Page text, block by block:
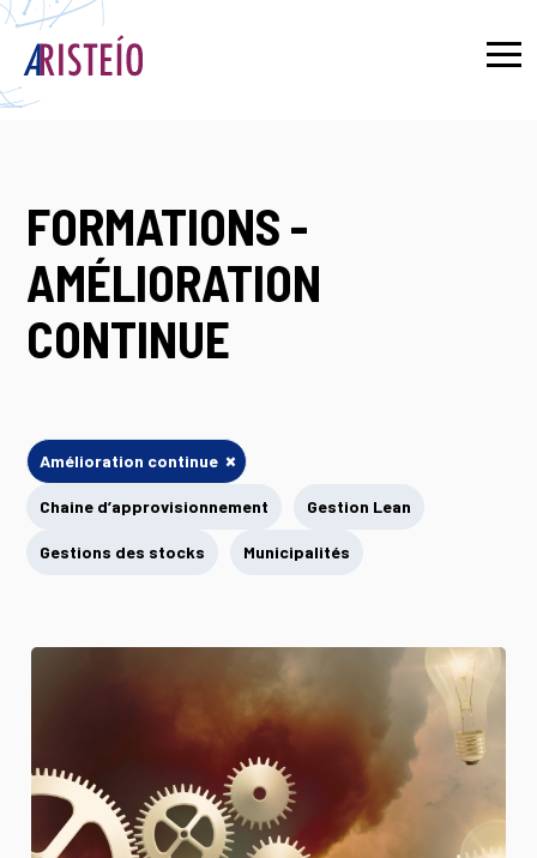
FORMATIONS -
AMÉLIORATION
CONTINUE
Amélioration continue ×
Chaine d’approvisionnement Gestion Lean
Gestions des stocks Municipalités